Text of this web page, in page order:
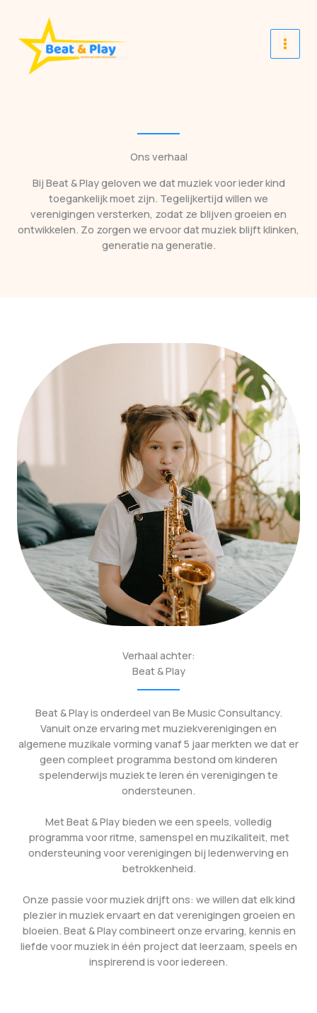
inhoud
Ons verhaal
Bij Beat & Play geloven we dat muziek voor ieder kind
toegankelijk moet zijn. Tegelijkertijd willen we
verenigingen versterken, zodat ze blijven groeien en
ontwikkelen. Zo zorgen we ervoor dat muziek blijft klinken,
generatie na generatie.
Verhaal achter:
Beat & Play
Beat & Play is onderdeel van Be Music Consultancy.
Vanuit onze ervaring met muziekverenigingen en
algemene muzikale vorming vanaf 5 jaar merkten we dat er
geen compleet programma bestond om kinderen
spelenderwijs muziek te leren én verenigingen te
ondersteunen.
Met Beat & Play bieden we een speels, volledig
programma voor ritme, samenspel en muzikaliteit, met
ondersteuning voor verenigingen bij ledenwerving en
betrokkenheid.
Onze passie voor muziek drijft ons: we willen dat elk kind
plezier in muziek ervaart en dat verenigingen groeien en
bloeien. Beat & Play combineert onze ervaring, kennis en
liefde voor muziek in één project dat leerzaam, speels en
inspirerend is voor iedereen.